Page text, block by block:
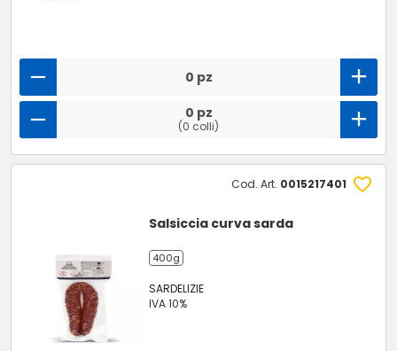
0 pz
0 pz
(0 colli)
Cod. Art. 0015217401
Salsiccia curva sarda
400g
SARDELIZIE
IVA 10%